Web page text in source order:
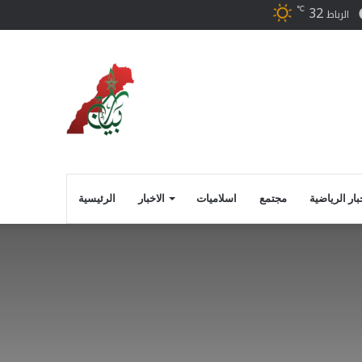
فيسبوك
الرباط 32
℃
الرئيسية الاخبار اسلاميات مجتمع الرياضية